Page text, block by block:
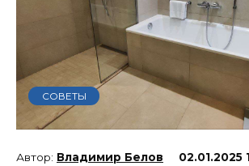
СОВЕТЫ
Владимир Белов 02.01.2025